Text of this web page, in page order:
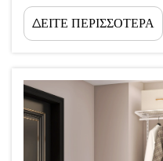
διασφαλιστεί η βέλτιστη
επαγγελματίες εργολάβοι και οι
ΔΕΙΤΕ ΠΕΡΙΣΣΟΤΕΡΑ